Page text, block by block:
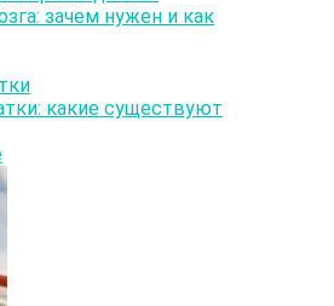
зачем нужен и как
какие существуют